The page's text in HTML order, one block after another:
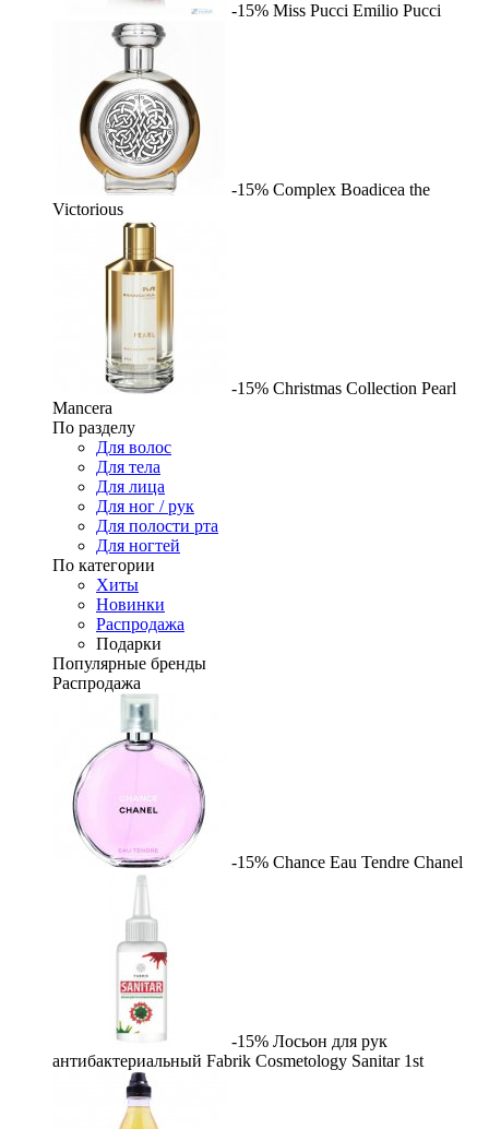
-15% Miss Pucci Emilio Pucci
-15% Complex Boadicea the
Victorious
-15% Christmas Collection Pearl
Mancera
По разделу
Для волос
Для тела
Для лица
Для ног / рук
Для полости рта
Для ногтей
По категории
Хиты
Новинки
Распродажа
Подарки
Популярные бренды
Распродажа
-15% Chance Eau Tendre Chanel
-15% Лосьон для рук
антибактериальный Fabrik Cosmetology Sanitar 1st